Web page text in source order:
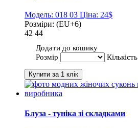
Модель: 018 03 Ціна: 24$
Розміри: (EU+6)
42 44
Додати до кошику
Розмір
Кількість
Блуза - туніка зі складками